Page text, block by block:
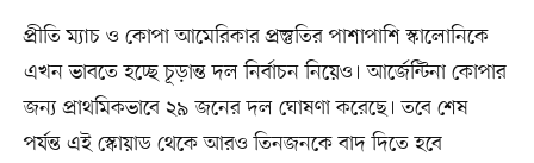
প্রীতি ম্যাচ ও কোপা আমেরিকার প্রস্তুতির পাশাপাশি স্কালোনিকে
এখন ভাবতে হচ্ছে চূড়ান্ত দল নির্বাচন নিয়েও। আর্জেন্টিনা কোপার
জন্য প্রাথমিকভাবে ২৯ জনের দল ঘোষণা করেছে। তবে শেষ
পর্যন্ত এই স্কোয়াড থেকে আরও তিনজনকে বাদ দিতে হবে